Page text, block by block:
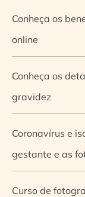
Conheça os
online
Conheça os
gravidez
Coronavírus e
gestante e as
Curso de